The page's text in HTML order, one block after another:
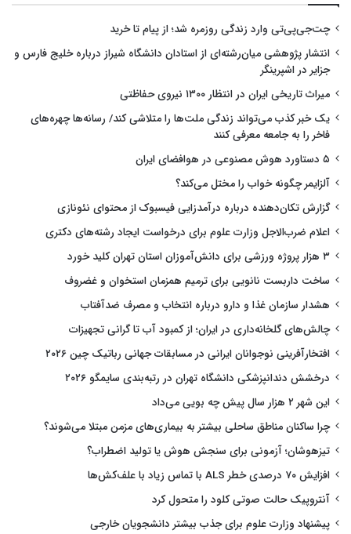
چت‌جی‌پی‌تی وارد زندگی روزمره شد؛ از پیام تا خرید
انتشار پژوهشی میان‌رشته‌ای از استادان دانشگاه شیراز درباره خلیج فارس و
جزایر در اشپرینگر
میراث تاریخی ایران در انتظار ۱۳۰۰ نیروی حفاظتی
یک خبر کذب می‌تواند زندگی ملت‌ها را متلاشی کند/ رسانه‌ها چهره‌های
فاخر را به جامعه معرفی کنند
۵ دستاورد هوش مصنوعی در هوافضای ایران
آلزایمر چگونه خواب را مختل می‌کند؟
گزارش تکان‌دهنده درباره درآمدزایی فیسبوک از محتوای نئونازی
اعلام ضرب‌الاجل وزارت علوم برای درخواست ایجاد رشته‌های دکتری
۳ هزار پروژه ورزشی برای دانش‌آموزان استان تهران کلید خورد
ساخت داربست نانویی برای ترمیم همزمان استخوان و غضروف
هشدار سازمان غذا و دارو درباره انتخاب و مصرف ضدآفتاب
چالش‌های گلخانه‌داری در ایران؛ از کمبود آب تا گرانی تجهیزات
افتخارآفرینی نوجوانان ایرانی در مسابقات جهانی رباتیک چین ۲۰۲۶
درخشش دندانپزشکی دانشگاه تهران در رتبه‌بندی سایمگو ۲۰۲۶
این شهر ۲ هزار سال پیش چه بویی می‌داد
چرا ساکنان مناطق ساحلی بیشتر به بیماری‌های مزمن مبتلا می‌شوند؟
تیزهوشان؛ آزمونی برای سنجش هوش یا تولید اضطراب؟
افزایش ۷۰ درصدی خطر ALS با تماس زیاد با علف‌کش‌ها
آنتروپیک حالت صوتی کلود را متحول کرد
پیشنهاد وزارت علوم برای جذب بیشتر دانشجویان خارجی